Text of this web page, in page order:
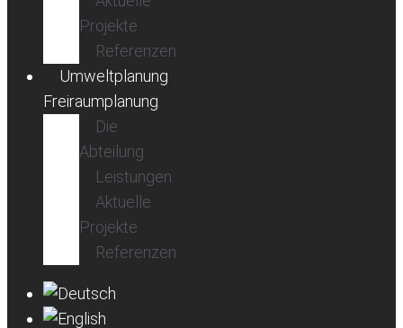
Projekte
Referenzen
Umweltplanung
Freiraumplanung
Die
Abteilung
Leistungen
Aktuelle
Projekte
Referenzen